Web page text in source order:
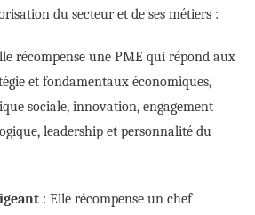
du secteur et de ses métiers :
récompense une PME qui répond aux
et fondamentaux économiques,
sociale, innovation, engagement
leadership et personnalité du
: Elle récompense un chef